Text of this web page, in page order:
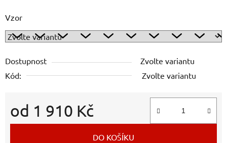
Vzor
Dostupnost
Zvolte variantu
Kód:
Zvolte variantu
od 1 910 Kč
Měrná cena:
DO KOŠÍKU